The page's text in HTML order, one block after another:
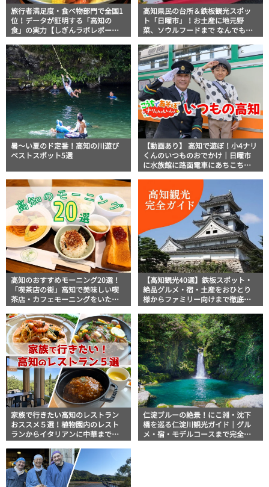
旅行者満足度・食べ物部門で全国1
位！データが証明する「高知の
食」の実力【しぎんラボレポー
高知県民の台所＆鉄板観光スポッ
ト「日曜市」！お土産に地元野
菜、ソウルフードまで なんでもそ
説！
暑～い夏のド定番！高知の川遊び
ベストスポット5選
【動画あり】 高知で遊ぼ！小4ナリ
くんのいつものおでかけ｜日曜市
に水族館に路面電車にあちこち巡
高知のおすすめモーニング20選！
「喫茶店の街」高知で美味しい喫
茶店・カフェモーニングをいただ
【高知観光40選】鉄板スポット・
絶品グルメ・宿・土産をおひとり
様からファミリー向けまで徹底解
家族で行きたい高知のレストラン
おススメ５選！植物園内のレスト
ランからイタリアンに中華まで楽
仁淀ブルーの絶景！にこ淵・沈下
橋を巡る仁淀川観光ガイド｜グル
メ・宿・モデルコースまで完全網